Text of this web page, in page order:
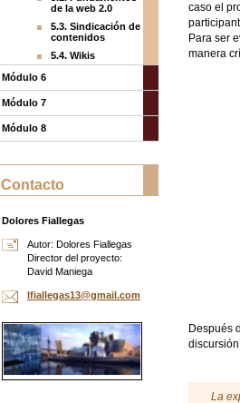
caso el
Para ser
manera
Después
La
de la web 2.0
5.3. Sindicación de
contenidos
5.4. Wikis
Módulo 6
Módulo 7
Módulo 8
Contacto
Dolores Fiallegas
Autor: Dolores Fiallegas
Director del proyecto:
David Maniega
lfiallegas13@gmail.com